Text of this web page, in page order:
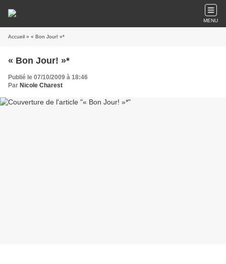
MENU
Accueil » « Bon Jour! »*
« Bon Jour! »*
Publié le 07/10/2009 à 18:46
Par Nicole Charest